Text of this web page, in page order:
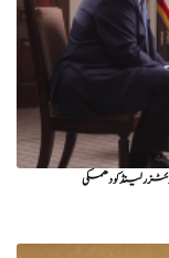
کو دھمکی